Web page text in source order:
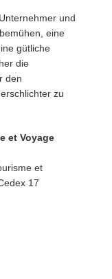
und
eine
gütliche
die
den
zu
et Voyage
et
17